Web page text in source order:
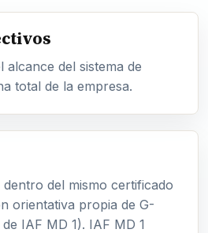
alcance del sistema de
total de la empresa.
dentro del mismo certificado
orientativa propia de G-
IAF MD 1). IAF MD 1